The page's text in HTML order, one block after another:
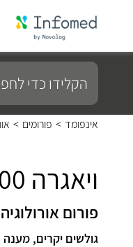
הקלידו
כדי
לחפש
רופאים,
מידע
מקצועי,
אינפומד > פורומים >
ויאגרה 100
פורום אורולוגיה
גולשים יקרים,